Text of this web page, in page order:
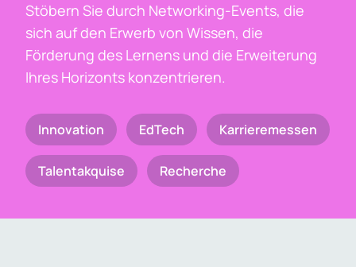
Stöbern Sie durch Networking-Events, die
sich auf den Erwerb von Wissen, die
Förderung des Lernens und die Erweiterung
Ihres Horizonts konzentrieren.
Innovation EdTech Karrieremessen
Talentakquise Recherche